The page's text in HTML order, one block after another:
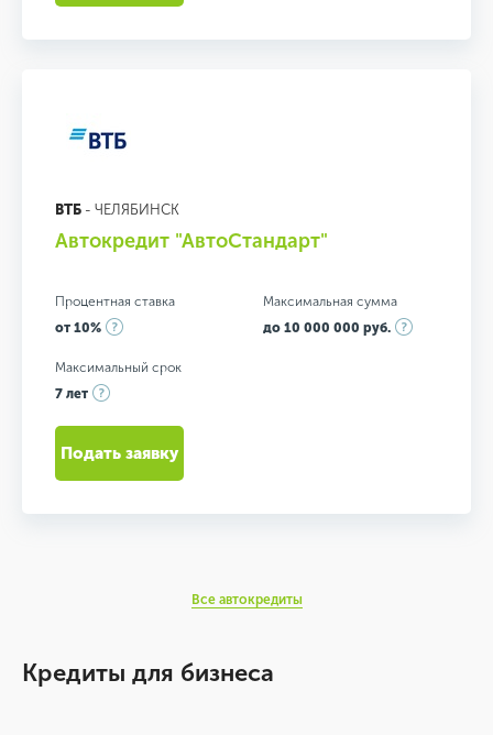
ВТБ - ЧЕЛЯБИНСК
Автокредит "АвтоСтандарт"
Процентная ставка
от 10%
Максимальная сумма
до 10 000 000 руб.
Максимальный срок
7 лет
Подать заявку
Все автокредиты
Кредиты для бизнеса